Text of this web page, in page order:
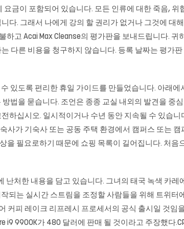
금이 포함되어 있습니다. 모든 인류에 대한 죽음, 위
다. 그래서 나에게 강의 할 권리가 없거나 그것에 대
하고 Acai Max Cleanse의 평가판을 보내드립니다. 귀
다른 비용을 청구하지 않습니다. 등록 날짜는 평가판
있도록 편리한 휴일 가이드를 만들었습니다. 아래에
법을 묻습니다. 조언은 종종 교실 내외의 발견을 중
하십시오. 일시적이거나 수년 동안 지속될 수 있습니
사가 기숙사 또는 공동 주택 환경에서 캠퍼스 또는 캠
필요로하기 때문에 쇼핑 목록이 길어집니다. 처음
난처한 내용을 담고 있습니다. 그녀의 태국 녹색 카레
되는 실시간 스트림을 조정할 사람들을 위해 트위터
커피 레이크 리프레시 프로세서의 공식 출시일 것임
i9 9900K가 480 달러에 판매 될 것이라고 주장했다